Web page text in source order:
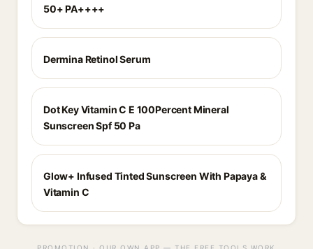
50+ PA++++
Dermina Retinol Serum
Dot Key Vitamin C E 100Percent Mineral
Sunscreen Spf 50 Pa
Glow+ Infused Tinted Sunscreen With Papaya &
Vitamin C